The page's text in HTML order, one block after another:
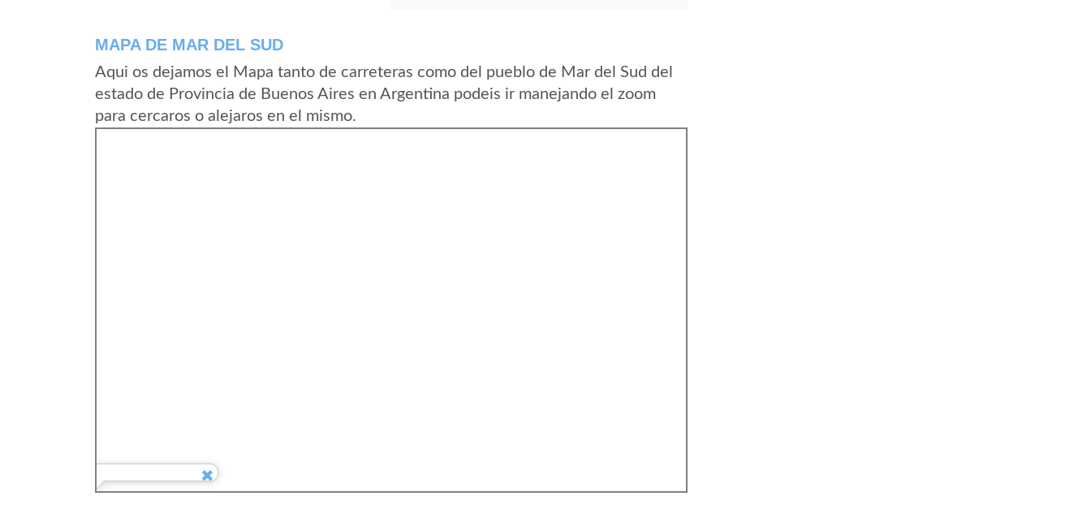
MAPA DE MAR DEL SUD
Aqui os dejamos el Mapa tanto de carreteras como del pueblo de Mar del Sud del
estado de Provincia de Buenos Aires en Argentina podeis ir manejando el zoom
para cercaros o alejaros en el mismo.